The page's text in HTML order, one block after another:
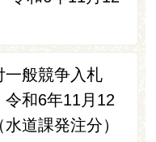
一般競争入札
令和6年11月12
道課発注分）